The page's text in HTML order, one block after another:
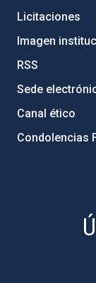
Licitaciones
Imagen
RSS
Sede
Canal ético
Condolencias